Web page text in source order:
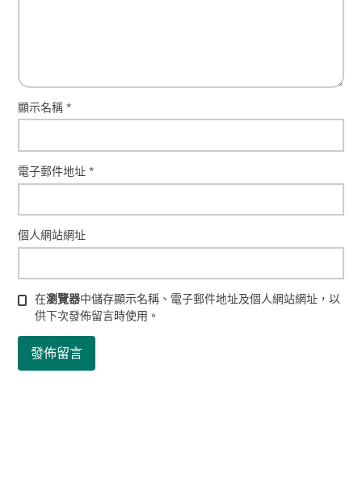
顯示名稱*
電子郵件地址*
個人網站網址
在瀏覽器中儲存顯示名稱、電子郵件地址及個人網站網址，以
供下次發佈留言時使用。